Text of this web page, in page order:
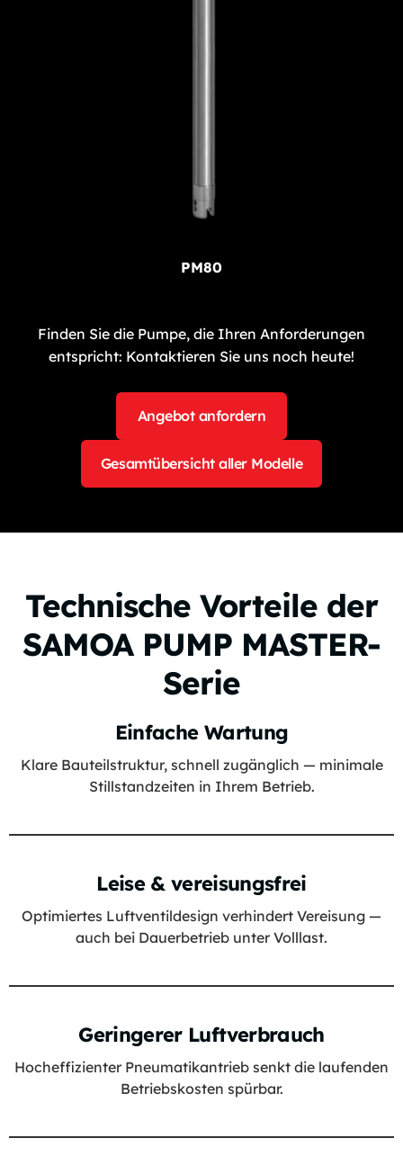
PM80
Finden Sie die Pumpe, die Ihren Anforderungen
entspricht: Kontaktieren Sie uns noch heute!
Angebot anfordern
Gesamtübersicht aller Modelle
Technische Vorteile der
SAMOA PUMP MASTER-
Serie
Einfache Wartung
Klare Bauteilstruktur, schnell zugänglich — minimale
Stillstandzeiten in Ihrem Betrieb.
Leise & vereisungsfrei
Optimiertes Luftventildesign verhindert Vereisung —
auch bei Dauerbetrieb unter Volllast.
Geringerer Luftverbrauch
Hocheffizienter Pneumatikantrieb senkt die laufenden
Betriebskosten spürbar.